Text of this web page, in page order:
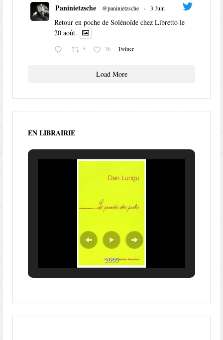
Paninietzsche @paninietzsche · 3 Juin
Retour en poche de Solénoïde chez Libretto le
20 août.
5 36 Twitter
Load More
EN LIBRAIRIE
2005